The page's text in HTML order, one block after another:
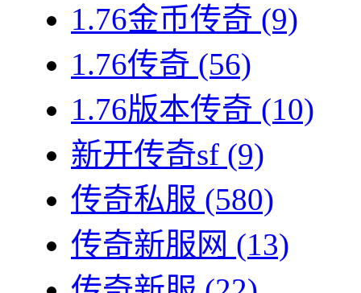
1.76金币传奇 (9)
1.76传奇 (56)
1.76版本传奇 (10)
新开传奇sf (9)
传奇私服 (580)
传奇新服网 (13)